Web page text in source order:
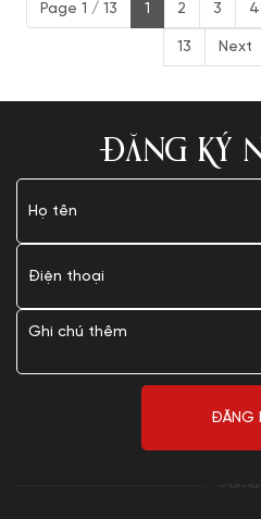
Page 1 / 13 1 2 3 4
13 Next
ĐĂNG KÝ